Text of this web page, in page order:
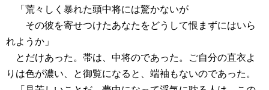
「荒々しく暴れた頭中将には驚かないが
その彼を寄せつけたあなたをどうして恨まずにはいら
れようか」
とだけあった。帯は、中将のであった。ご自分の直衣よ
りは色が濃い、と御覧になると、端袖もないのであった。